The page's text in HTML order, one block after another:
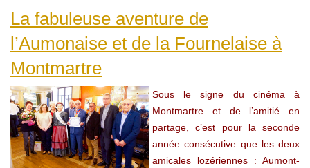
La fabuleuse aventure de
l’Aumonaise et de la Fournelaise à
Montmartre
Sous le signe du cinéma à
Montmartre et de l’amitié en
partage,c’est pour la seconde
année consécutive que les deux
amicales lozériennes : Aumont-